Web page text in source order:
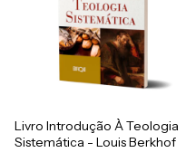
Livro Introdução À Teologia
Sistemática - Louis Berkhof